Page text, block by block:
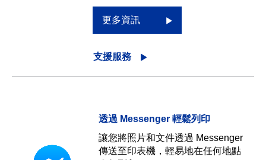
更多資訊
支援服務
透過 Messenger 輕鬆列印
讓您將照片和文件透過 Messenger
傳送至印表機，輕易地在任何地點